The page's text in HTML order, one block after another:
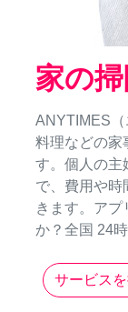
家の
ANYTIMES
料理などの家
す。個人の主
で、費用や時
きます。アプ
か？全国 24
サービス